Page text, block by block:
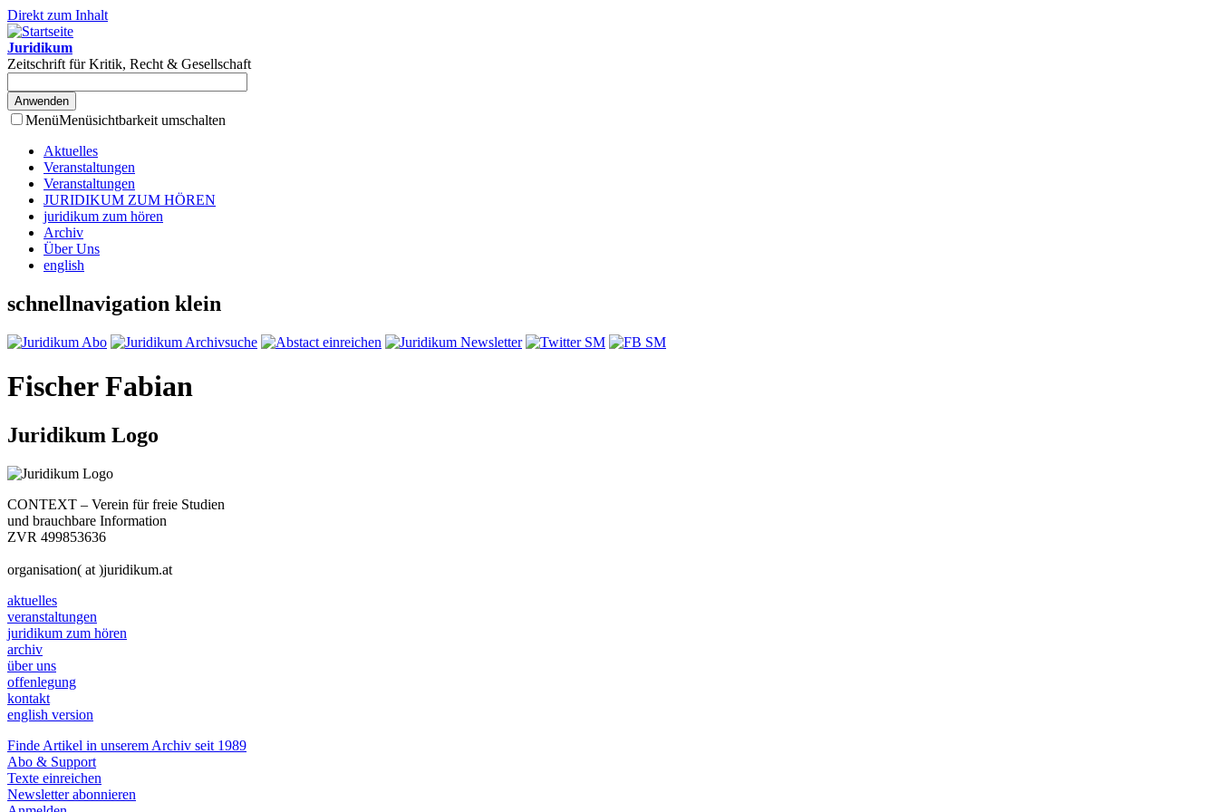
Direkt zum Inhalt
Juridikum
Zeitschrift für Kritik, Recht & Gesellschaft
MenüMenüsichtbarkeit umschalten
Aktuelles
Veranstaltungen
Veranstaltungen
JURIDIKUM ZUM HÖREN
juridikum zum hören
Archiv
Über Uns
english
schnellnavigation klein
Fischer Fabian
Juridikum Logo
CONTEXT – Verein für freie Studien
und brauchbare Information
ZVR 499853636
organisation( at )juridikum.at
aktuelles
veranstaltungen
juridikum zum hören
archiv
über uns
offenlegung
kontakt
english version
Finde Artikel in unserem Archiv seit 1989
Abo & Support
Texte einreichen
Newsletter abonnieren